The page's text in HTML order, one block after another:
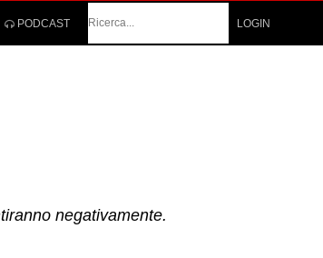
PODCAST
LOGIN
negativamente.